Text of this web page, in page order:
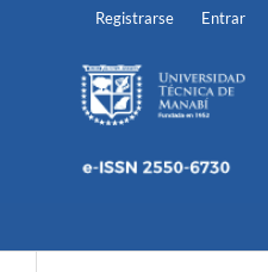
Registrarse Entrar